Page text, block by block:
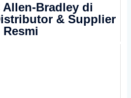
Allen-Bradley di
& Supplier
Resmi